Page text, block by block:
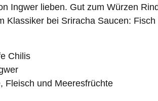
Ingwer lieben. Gut zum Würzen
Klassiker bei Sriracha Saucen: Fisch
Chilis
Fleisch und Meeresfrüchte